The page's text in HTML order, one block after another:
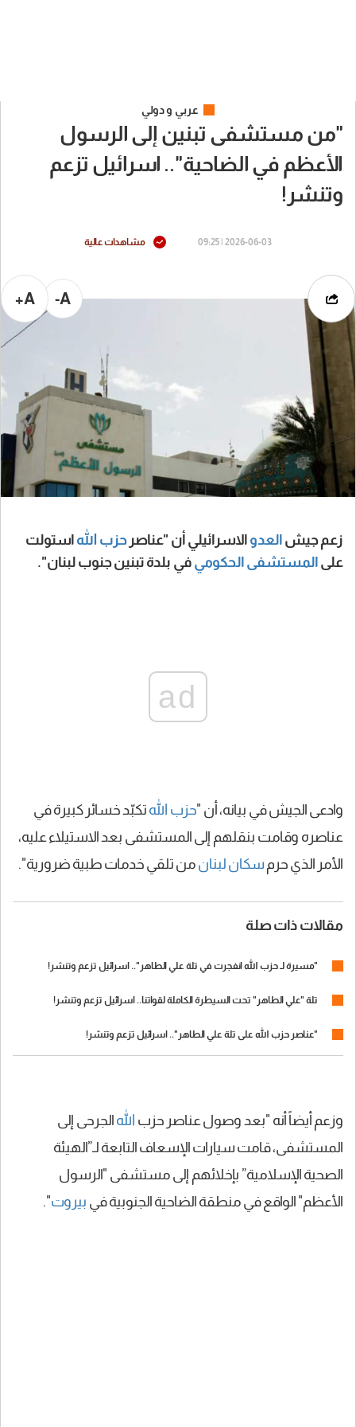
عربي و دولي
"من مستشفى تبنين إلى الرسول
الأعظم في الضاحية".. اسرائيل تزعم
وتنشر!
2026-06-03 | 09:25 مشاهدات عالية
A-
A+
زعم جيش العدو الاسرائيلي أن "عناصر حزب الله استولت
على المستشفى الحكومي في بلدة تبنين جنوب لبنان".
ad
وادعى الجيش في بيانه، أن "حزب الله تكبّد خسائر كبيرة في
عناصره وقامت بنقلهم إلى المستشفى بعد الاستيلاء عليه،
الأمر الذي حرم سكان لبنان من تلقي خدمات طبية ضرورية".
مقالات ذات صلة
"مسيرة لـ حزب الله انفجرت في تلة علي الطاهر".. اسرائيل تزعم وتنشر!
تلة "علي الطاهر" تحت السيطرة الكاملة لقواتنا.. اسرائيل تزعم وتنشر!
"عناصر حزب الله على تلة علي الطاهر".. اسرائيل تزعم وتنشر!
وزعم أيضاً أنه "بعد وصول عناصر حزب الله الجرحى إلى
المستشفى، قامت سيارات الإسعاف التابعة لـ”الهيئة
الصحية الإسلامية” بإخلائهم إلى مستشفى "الرسول
الأعظم" الواقع في منطقة الضاحية الجنوبية في بيروت".